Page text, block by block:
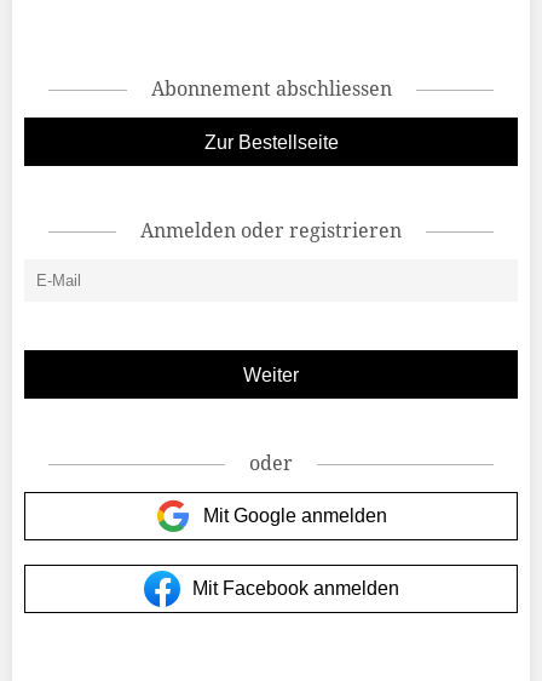
Abonnement abschliessen
Zur Bestellseite
Anmelden oder registrieren
oder
Mit Google anmelden
Mit Facebook anmelden